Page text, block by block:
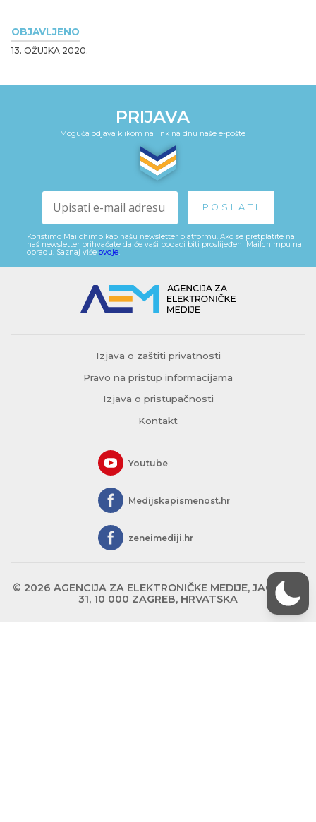
OBJAVLJENO
13. OŽUJKA 2020.
PRIJAVA
Moguća odjava klikom na link na dnu naše e-pošte
Koristimo Mailchimp kao našu newsletter platformu. Ako se pretplatite na
naš newsletter prihvaćate da će vaši podaci biti proslijeđeni Mailchimpu na
obradu. Saznaj više ovdje.
Izjava o zaštiti privatnosti
Pravo na pristup informacijama
Izjava o pristupačnosti
Kontakt
Youtube
Medijskapismenost.hr
zeneimediji.hr
© 2026 AGENCIJA ZA ELEKTRONIČKE MEDIJE, JAGIĆEVA
31, 10 000 ZAGREB, HRVATSKA